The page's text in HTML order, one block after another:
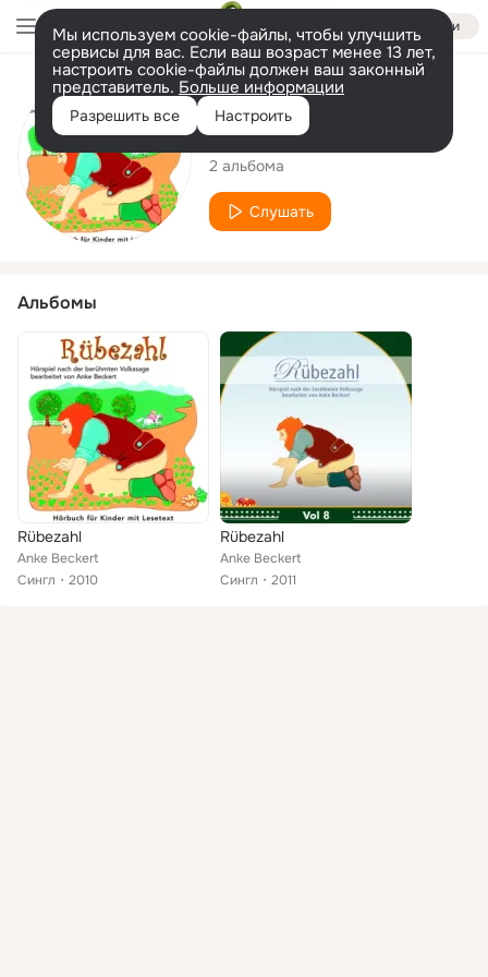
Войти
Мы используем cookie-файлы, чтобы улучшить
сервисы для вас. Если ваш возраст менее 13 лет,
настроить cookie-файлы должен ваш законный
представитель. Больше информации
Разрешить все Настроить
Исполнитель
Anke Beckert
2 альбома
Слушать
Альбомы
Rübezahl
Anke Beckert
Сингл
2010
Rübezahl
Anke Beckert
Сингл
2011